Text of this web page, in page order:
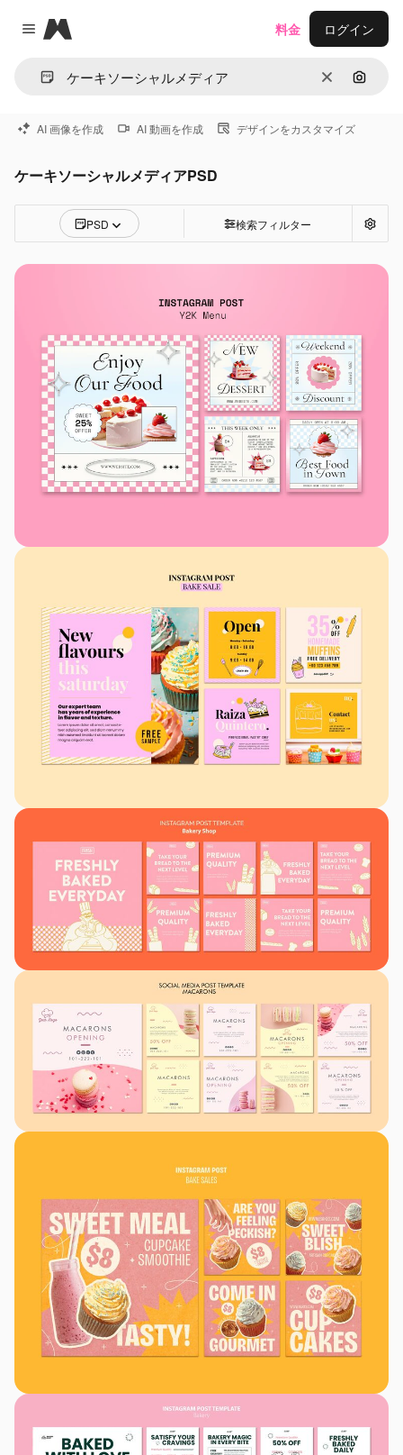
Close menu
Magnific
消去 画像で
料金 ログイン
AI 画像を作成 AI 動画を作成 デザインをカスタマイズ
ケーキソーシャルメディアPSD
PSD 検索フィルター